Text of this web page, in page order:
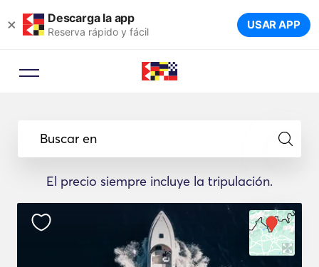
× Descarga la app
Reserva rápido y fácil USAR APP
Buscar en
El precio siempre incluye la tripulación.